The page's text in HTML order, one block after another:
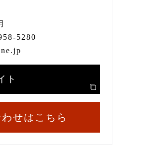
5280
ト
せはこちら